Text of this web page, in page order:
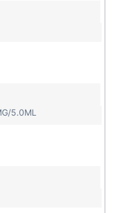
5.0ML